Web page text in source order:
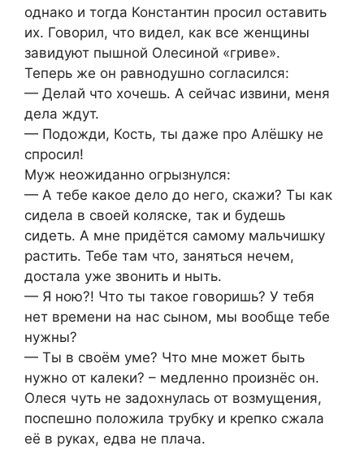
однако и тогда Константин просил оставить
их. Говорил, что видел, как все женщины
завидуют пышной Олесиной «гриве».
Теперь же он равнодушно согласился:
— Делай что хочешь. А сейчас извини, меня
дела ждут.
— Подожди, Кость, ты даже про Алёшку не
спросил!
Муж неожиданно огрызнулся:
— А тебе какое дело до него, скажи? Ты как
сидела в своей коляске, так и будешь
сидеть. А мне придётся самому мальчишку
растить. Тебе там что, заняться нечем,
достала уже звонить и ныть.
— Я ною?! Что ты такое говоришь? У тебя
нет времени на нас сыном, мы вообще тебе
нужны?
— Ты в своём уме? Что мне может быть
нужно от калеки? – медленно произнёс он.
Олеся чуть не задохнулась от возмущения,
поспешно положила трубку и крепко сжала
её в руках, едва не плача.